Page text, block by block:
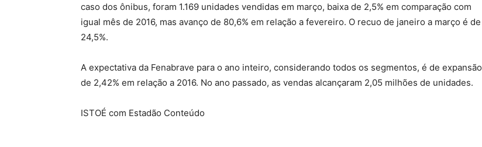
caso dos ônibus, foram 1.169 unidades vendidas em março, baixa de 2,5% em comparação com
igual mês de 2016, mas avanço de 80,6% em relação a fevereiro. O recuo de janeiro a março é de
24,5%.
A expectativa da Fenabrave para o ano inteiro, considerando todos os segmentos, é de expansão
de 2,42% em relação a 2016. No ano passado, as vendas alcançaram 2,05 milhões de unidades.
ISTOÉ com Estadão Conteúdo